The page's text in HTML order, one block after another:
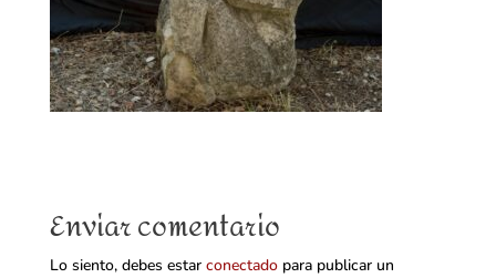
Enviar comentario
Lo siento, debes estar conectadopara publicar un